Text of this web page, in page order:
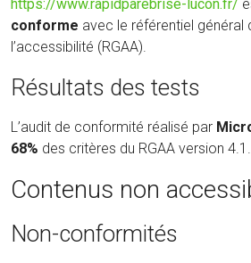
https://www.rapidparebrise-lucon.fr/
conforme avec le référentiel général
l’accessibilité (RGAA).
Résultats des tests
L’audit de conformité réalisé par
68% des critères du RGAA version
Contenus non
Non-conformités